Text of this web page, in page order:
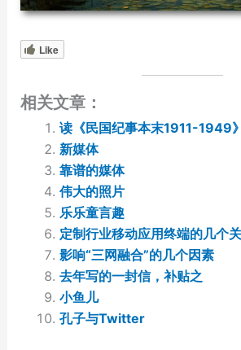
Like
相关文章：
读《民国纪事本末1911-1949
新媒体
靠谱的媒体
伟大的照片
乐乐童言趣
定制行业移动应用终端的几个
影响“三网融合”的几个因素
去年写的一封信，补贴之
小鱼儿
孔子与Twitter